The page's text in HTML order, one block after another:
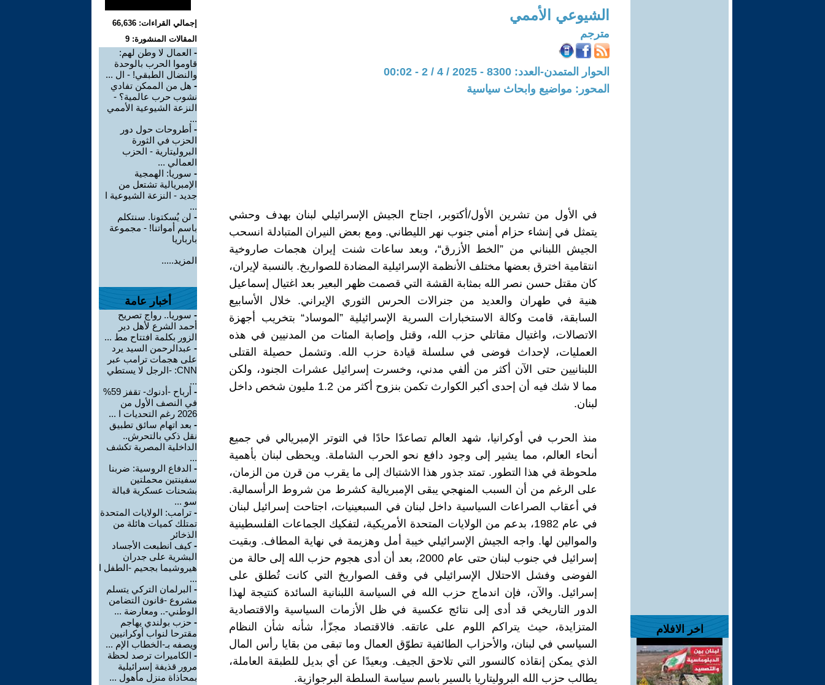
اخر الافلام
الشيوعي الأممي
مترجم
الحوار المتمدن-العدد: 8300 - 2025 / 4 / 2 - 00:02
المحور: مواضيع وابحاث سياسية
في الأول من تشرين الأول/أكتوبر، اجتاح الجيش الإسرائيلي لبنان بهدف وحشي
يتمثل في إنشاء حزام أمني جنوب نهر الليطاني. ومع بعض النيران المتبادلة انسحب
الجيش اللبناني من ”الخط الأزرق“، وبعد ساعات شنت إيران هجمات صاروخية
انتقامية اخترق بعضها مختلف الأنظمة الإسرائيلية المضادة للصواريخ. بالنسبة لإيران،
كان مقتل حسن نصر الله بمثابة القشة التي قصمت ظهر البعير بعد اغتيال إسماعيل
هنية في طهران والعديد من جنرالات الحرس الثوري الإيراني. خلال الأسابيع
السابقة، قامت وكالة الاستخبارات السرية الإسرائيلية ”الموساد“ بتخريب أجهزة
الاتصالات، واغتيال مقاتلي حزب الله، وقتل وإصابة المئات من المدنيين في هذه
العمليات، لإحداث فوضى في سلسلة قيادة حزب الله. وتشمل حصيلة القتلى
اللبنانيين حتى الآن أكثر من ألفي مدني، وخسرت إسرائيل عشرات الجنود، ولكن
مما لا شك فيه أن إحدى أكبر الكوارث تكمن بنزوح أكثر من 1.2 مليون شخص داخل
لبنان.
منذ الحرب في أوكرانيا، شهد العالم تصاعدًا حادًا في التوتر الإمبريالي في جميع
أنحاء العالم، مما يشير إلى وجود دافع نحو الحرب الشاملة. ويحظى لبنان بأهمية
ملحوظة في هذا التطور. تمتد جذور هذا الاشتباك إلى ما يقرب من قرن من الزمان،
على الرغم من أن السبب المنهجي يبقى الإمبريالية كشرط من شروط الرأسمالية.
في أعقاب الصراعات السياسية داخل لبنان في السبعينيات، اجتاحت إسرائيل لبنان
في عام 1982، بدعم من الولايات المتحدة الأمريكية، لتفكيك الجماعات الفلسطينية
والموالين لها. واجه الجيش الإسرائيلي خيبة أمل وهزيمة في نهاية المطاف. وبقيت
إسرائيل في جنوب لبنان حتى عام 2000، بعد أن أدى هجوم حزب الله إلى حالة من
الفوضى وفشل الاحتلال الإسرائيلي في وقف الصواريخ التي كانت تُطلق على
إسرائيل. والآن، فإن اندماج حزب الله في السياسة اللبنانية السائدة كنتيجة لهذا
الدور التاريخي قد أدى إلى نتائج عكسية في ظل الأزمات السياسية والاقتصادية
المتزايدة، حيث يتراكم اللوم على عاتقه. فالاقتصاد مجزّأ، شأنه شأن النظام
السياسي في لبنان، والأحزاب الطائفية تطوّق العمال وما تبقى من بقايا رأس المال
الذي يمكن إنقاذه كالنسور التي تلاحق الجيف. وبعيدًا عن أي بديل للطبقة العاملة،
يطالب حزب الله البروليتاريا بالسير باسم سياسة السلطة البرجوازية.
إجمالي القراءات: 66,636
المقالات المنشورة: 9
- العمال لا وطن لهم:
قاوموا الحرب بالوحدة
والنضال الطبقي! - ال ...
- هل من الممكن تفادي
نشوب حرب عالمية؟ -
النزعة الشيوعية الأممي
...
- أطروحات حول دور
الحزب في الثورة
البروليتارية - الحزب
العمالي ...
- سوريا: الهمجية
الإمبريالية تشتعل من
جديد - النزعة الشيوعية ا
...
- لن يُسكتونا. سنتكلم
باسم أمواتنا! - مجموعة
بارباريا
المزيد.....
أخبار عامة
- سوريا.. رواج تصريح
أحمد الشرع لأهل دير
الزور بكلمة افتتاح مط ...
- عبدالرحمن السيد يرد
على هجمات ترامب عبر
CNN: -الرجل لا يستطي
...
-
أرباح -أدنوك- تقفز 59%
في النصف الأول من
2026 رغم التحديات ا ...
- بعد اتهام سائق تطبيق
نقل ذكي بالتحرش..
الداخلية المصرية تكشف
...
- الدفاع الروسية: ضربنا
سفينتين محملتين
بشحنات عسكرية قبالة
سو ...
- ترامب: الولايات المتحدة
تمتلك كميات هائلة من
الذخائر
-كيف انطبعت الأجساد
البشرية على جدران
هيروشيما بجحيم -الطفل ا
...
- البرلمان التركي يتسلم
مشروع -قانون التضامن
الوطني-.. ومعارضة ...
- حزب بولندي يهاجم
مقترحا لنواب أوكرانيين
ويصفه بـ-الخطاب الإم ...
- الكاميرات ترصد لحظة
مرور قذيفة إسرائيلية
بمحاذاة منزل مأهول ...